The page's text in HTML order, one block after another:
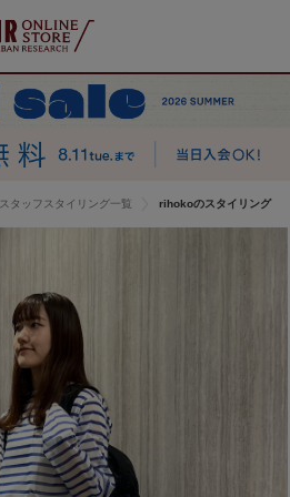
スタッフスタイリング一覧 rihokoのスタイリング